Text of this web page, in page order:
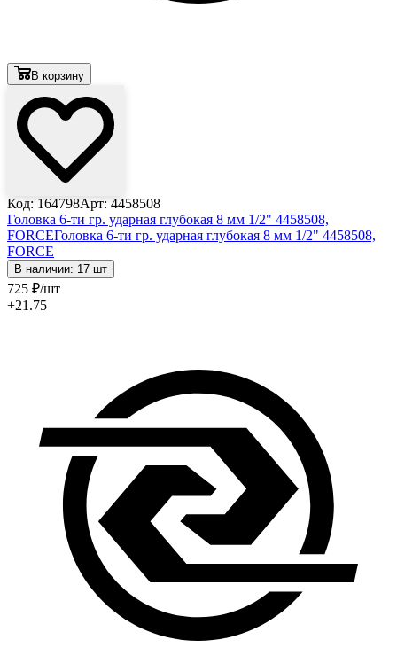
В корзину
Код: 164798Арт: 4458508
Головка 6-ти гр. ударная глубокая 8 мм 1/2" 4458508,
FORCEГоловка 6-ти гр. ударная глубокая 8 мм 1/2" 4458508,
FORCE
В наличии: 17 шт
725 ₽/шт
+21.75